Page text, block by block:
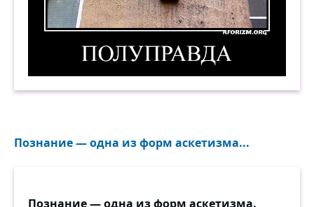
Познание — одна из форм аскетизма...
Познание — одна из форм аскетизма.